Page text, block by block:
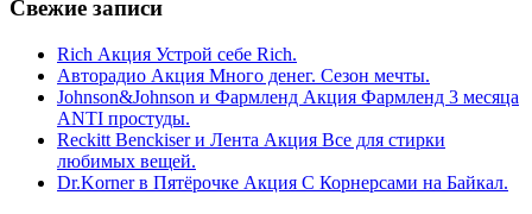
Свежие записи
Rich Акция Устрой себе Rich.
Авторадио Акция Много денег. Сезон мечты.
Johnson&Johnson и Фармленд Акция Фармленд 3 месяца
ANTI простуды.
Reckitt Benckiser и Лента Акция Все для стирки
любимых вещей.
Dr.Korner в Пятёрочке Акция С Корнерсами на Байкал.